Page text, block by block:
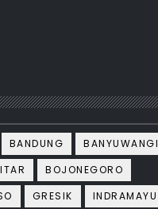
BANDUNG
BANYUWANGI
BOJONEGORO
GRESIK
INDRAMAYU